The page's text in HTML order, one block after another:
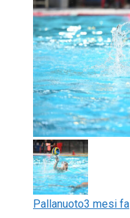
Pallanuoto3 mesi fa